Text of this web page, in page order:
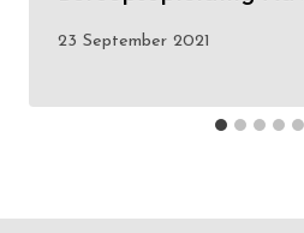
23 September 2021